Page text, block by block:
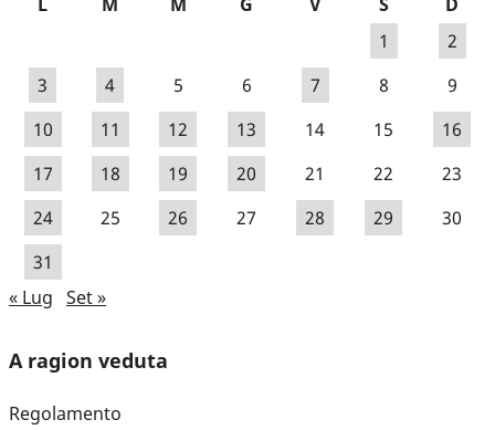
1
2
3
4 5 6 7 8
9
10
11 12 13 14 15
16
17
18 19 20 21 22
23
24
25 26 27 28 29
30
31
« Lug Set »
A ragion veduta
Regolamento